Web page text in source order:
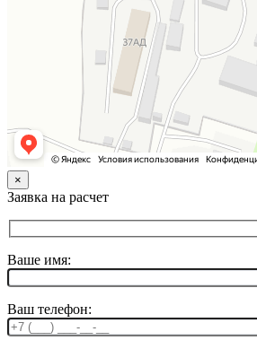
×
Заявка на расчет
Ваше имя:
Ваш телефон: